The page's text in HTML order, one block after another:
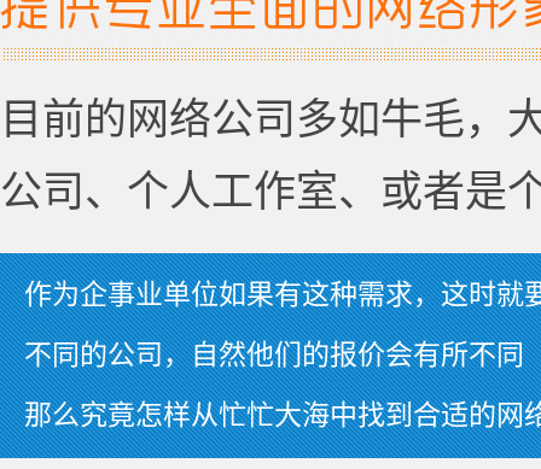
目前的网络公司多如牛毛，
公司、个人工作室、或者是
作为企事业单位如果有这种需求，这时就
不同的公司，自然他们的报价会有所不同
那么究竟怎样从忙忙大海中找到合适的网